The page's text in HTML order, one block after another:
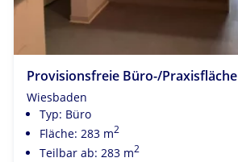
Provisionsfreie Büro-/Praxisfläche
Wiesbaden
Typ: Büro
Fläche: 283 m2
Teilbar ab: 283 m2